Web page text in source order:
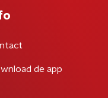
de app